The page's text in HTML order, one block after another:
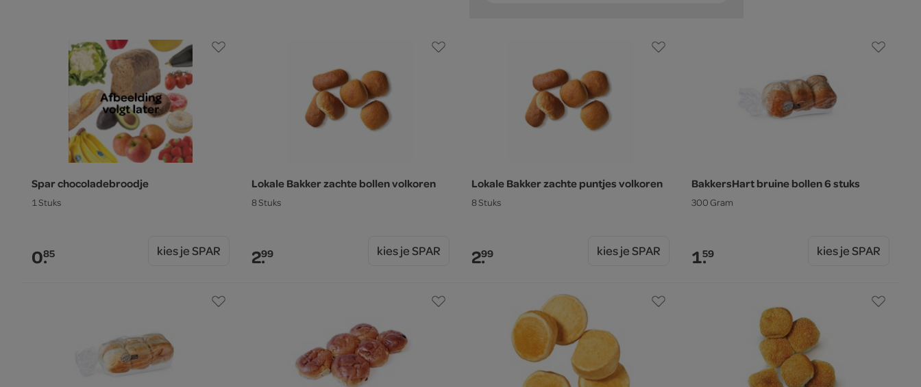
Spar chocoladebroodje
1 Stuks
0.85 kies je SPAR
Lokale Bakker zachte bollen volkoren
8 Stuks
2.99 kies je SPAR
Lokale Bakker zachte puntjes volkoren
8 Stuks
2.99 kies je SPAR
BakkersHart bruine bollen 6 stuks
300 Gram
1.59 kies je SPAR